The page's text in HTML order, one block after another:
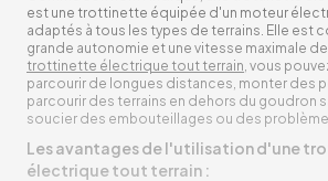
est une trottinette équipée d'un moteur
adaptés à tous les types de terrains. Elle est
grande autonomie et une vitesse maximale de
trottinette électrique tout terrain, vous
parcourir de longues distances, monter des
parcourir des terrains en dehors du goudron
soucier des embouteillages ou des
Les avantages de l'utilisation d'une
électrique tout terrain :